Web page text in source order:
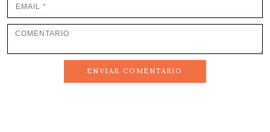
ENVIAR COMENTARIO